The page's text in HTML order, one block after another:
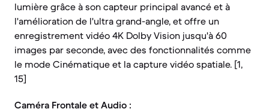
lumière grâce à son capteur principal avancé et à
l'amélioration de l'ultra grand-angle, et offre un
enregistrement vidéo 4K Dolby Vision jusqu'à 60
images par seconde, avec des fonctionnalités comme
le mode Cinématique et la capture vidéo spatiale. [1,
15]
Caméra Frontale et Audio :